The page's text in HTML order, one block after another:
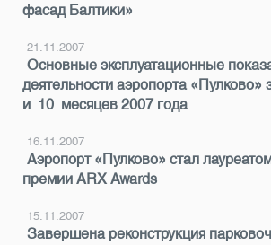
фасад Балтики»
21.11.2007
Основные эксплуатационные
деятельности аэропорта «Пулково»
и 10 месяцев 2007 года
16.11.2007
Аэропорт «Пулково» стал
премии ARX Awards
15.11.2007
Завершена реконструкция